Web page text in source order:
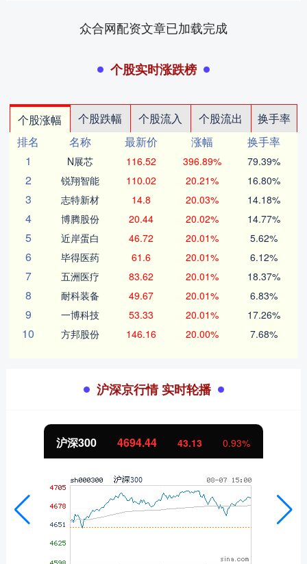
众合网配资文章已加载完成
个股实时涨跌榜
个股涨幅 个股跌幅 个股流入 个股流出
换手率
排名
名称 最新价 涨幅
换手率
1
N展芯 116.52 396.89% 79.39%
2 锐翔智能 110.02 20.21% 16.80%
3 志特新材 14.8 20.03% 14.18%
4 博腾股份 20.44 20.02% 14.77%
5 近岸蛋白 46.72 20.01% 5.62%
6 毕得医药 61.6 20.01% 6.12%
7 五洲医疗 83.62 20.01% 18.37%
8 耐科装备 49.67 20.01% 6.83%
9 一博科技 53.33 20.01% 17.26%
10 方邦股份 146.16 20.00% 7.68%
沪深京行情 实时轮播
沪深300 4694.44 43.13 0.93%